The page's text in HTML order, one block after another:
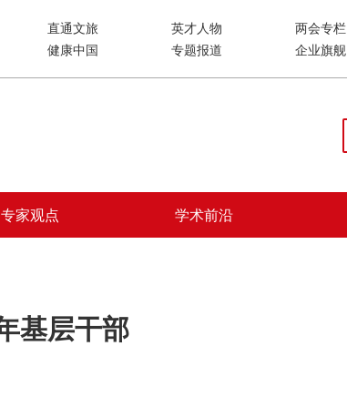
直通文旅 英才人物 两会专栏
健康中国 专题报道 企业旗舰
专家观点 学术前沿
基层干部